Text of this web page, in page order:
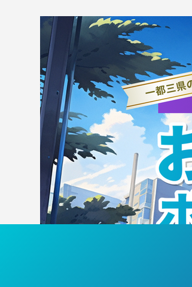
おとななでしこ5月練習会活
動報告